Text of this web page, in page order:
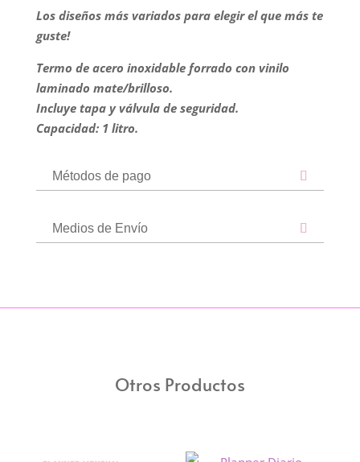
Los diseños más variados para elegir el que más te
guste!
Termo de acero inoxidable forrado con vinilo
laminado mate/brilloso.
Incluye tapa y válvula de seguridad.
Capacidad: 1 litro.
Métodos de pago
Medios de Envío
Otros Productos